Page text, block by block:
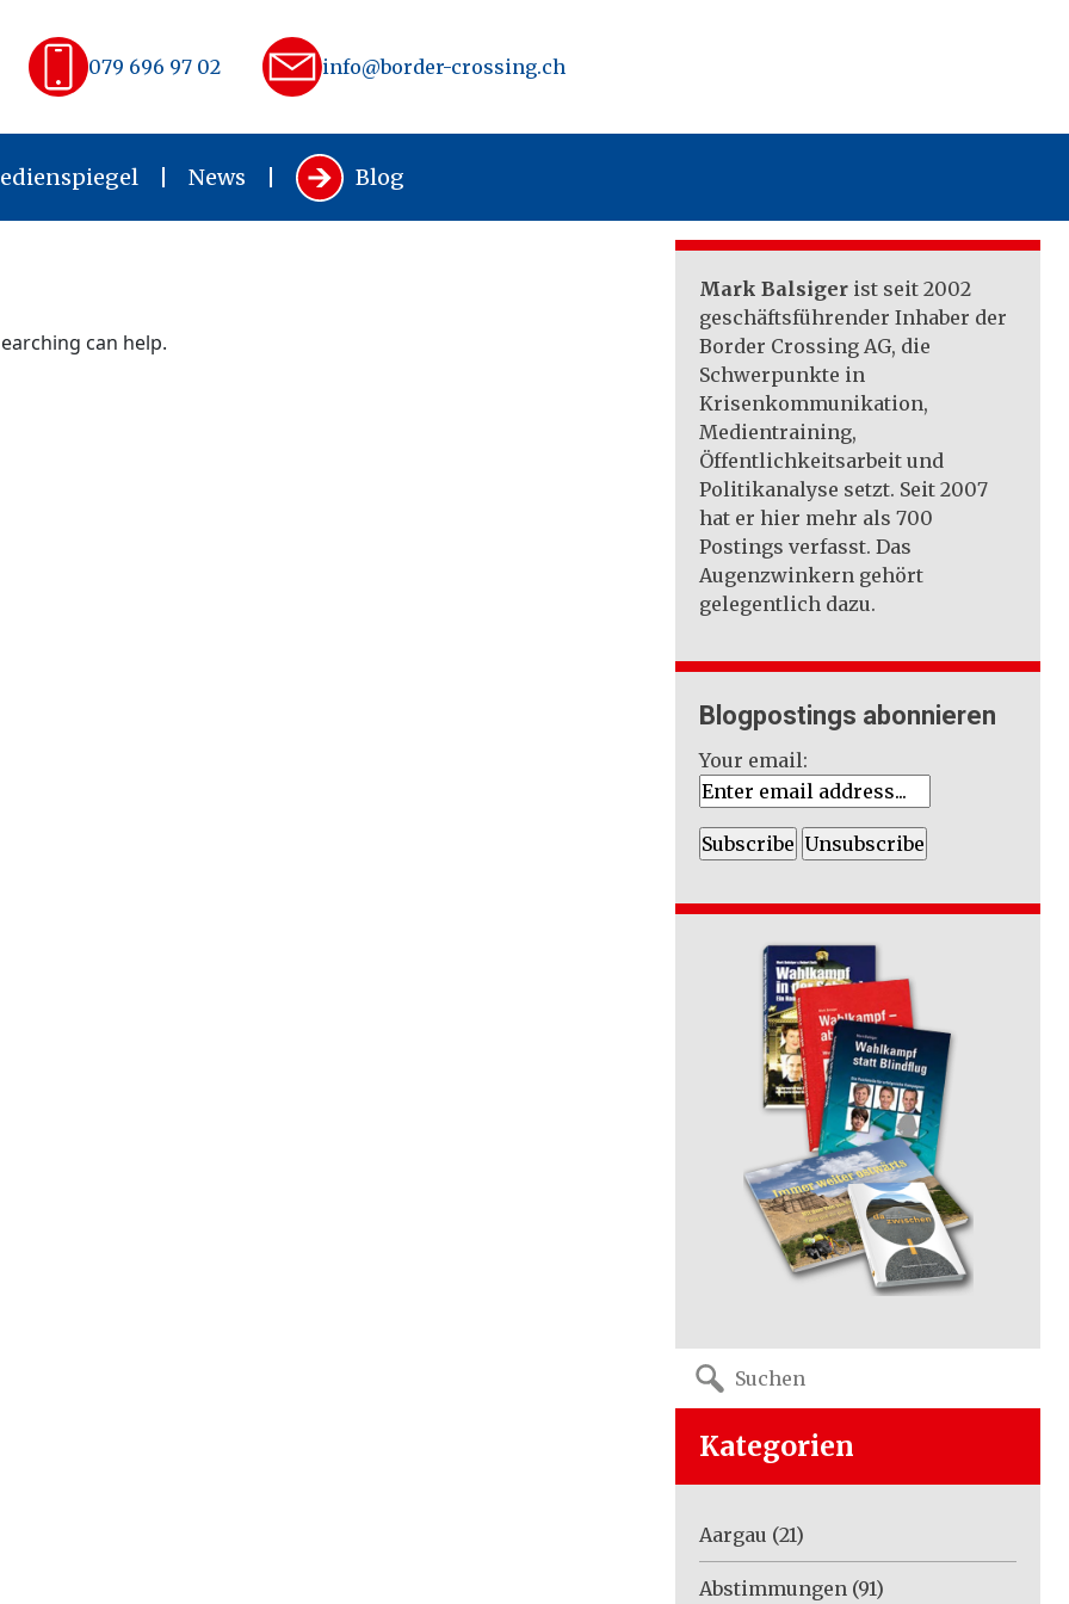
079 696 97 02 info@border-crossing.ch
News Blog
can help.
Mark Balsiger ist seit 2002
geschäftsführender Inhaber der
Border Crossing AG, die
Schwerpunkte in
Krisenkommunikation,
Medientraining,
Öffentlichkeitsarbeit und
Politikanalyse setzt. Seit 2007
hat er hier mehr als 700
Postings verfasst. Das
Augenzwinkern gehört
gelegentlich dazu.
Blogpostings abonnieren
Your email:
Search
for:
Kategorien
Aargau (21)
Abstimmungen (91)